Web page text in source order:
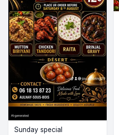
Sunday special